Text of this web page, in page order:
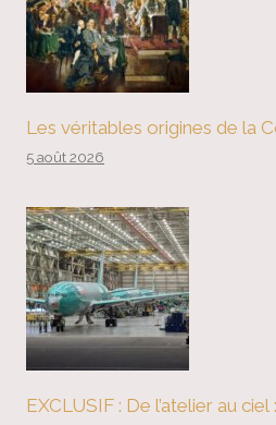
Les véritables origines de la
5 août 2026
EXCLUSIF : De l’atelier au